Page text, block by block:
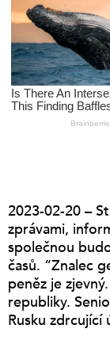
2023-02-20 –
zprávami,
společnou
časů. “Znalec
peněz je
republiky.
Rusku zdrcující